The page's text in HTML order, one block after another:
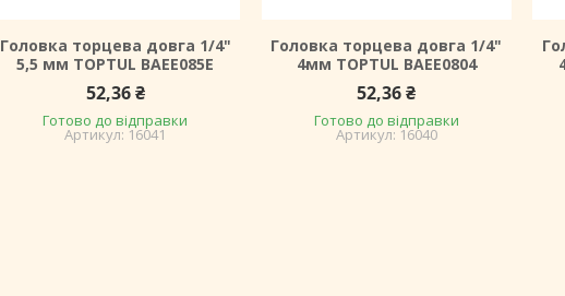
Головка торцева довга 1/4"
5,5 мм TOPTUL BAEE085E
52,36 ₴
Готово до відправки
16041
Головка торцева довга 1/4"
4мм TOPTUL BAEE0804
52,36 ₴
Готово до відправки
16040